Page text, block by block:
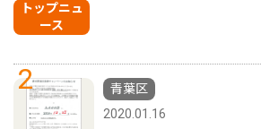
トップニュ
ース
2
青葉区
2020.01.16